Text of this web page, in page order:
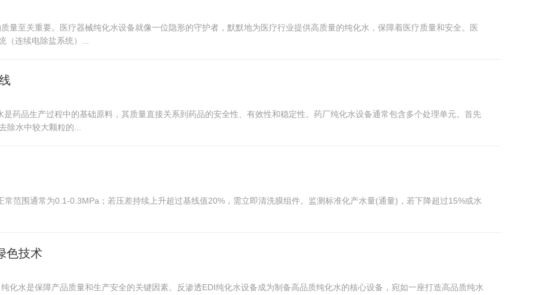
量至关重要。医疗器械纯化水设备就像一位隐形的守护者，默默地为医疗行业提供高质量的纯化水，保障着医疗质量和安全。医
连续电除盐系统）...
药品生产过程中的基础原料，其质量直接关系到药品的安全性、有效性和稳定性。药厂纯化水设备通常包含多个处理单元。首先
除水中较大颗粒的...
范围通常为0.1-0.3MPa；若压差持续上升超过基线值20%，需立即清洗膜组件。监测标准化产水量(通量)，若下降超过15%或水
色技术
化水是保障产品质量和生产安全的关键因素。反渗透EDI纯化水设备成为制备高品质纯化水的核心设备，宛如一座打造高品质纯水